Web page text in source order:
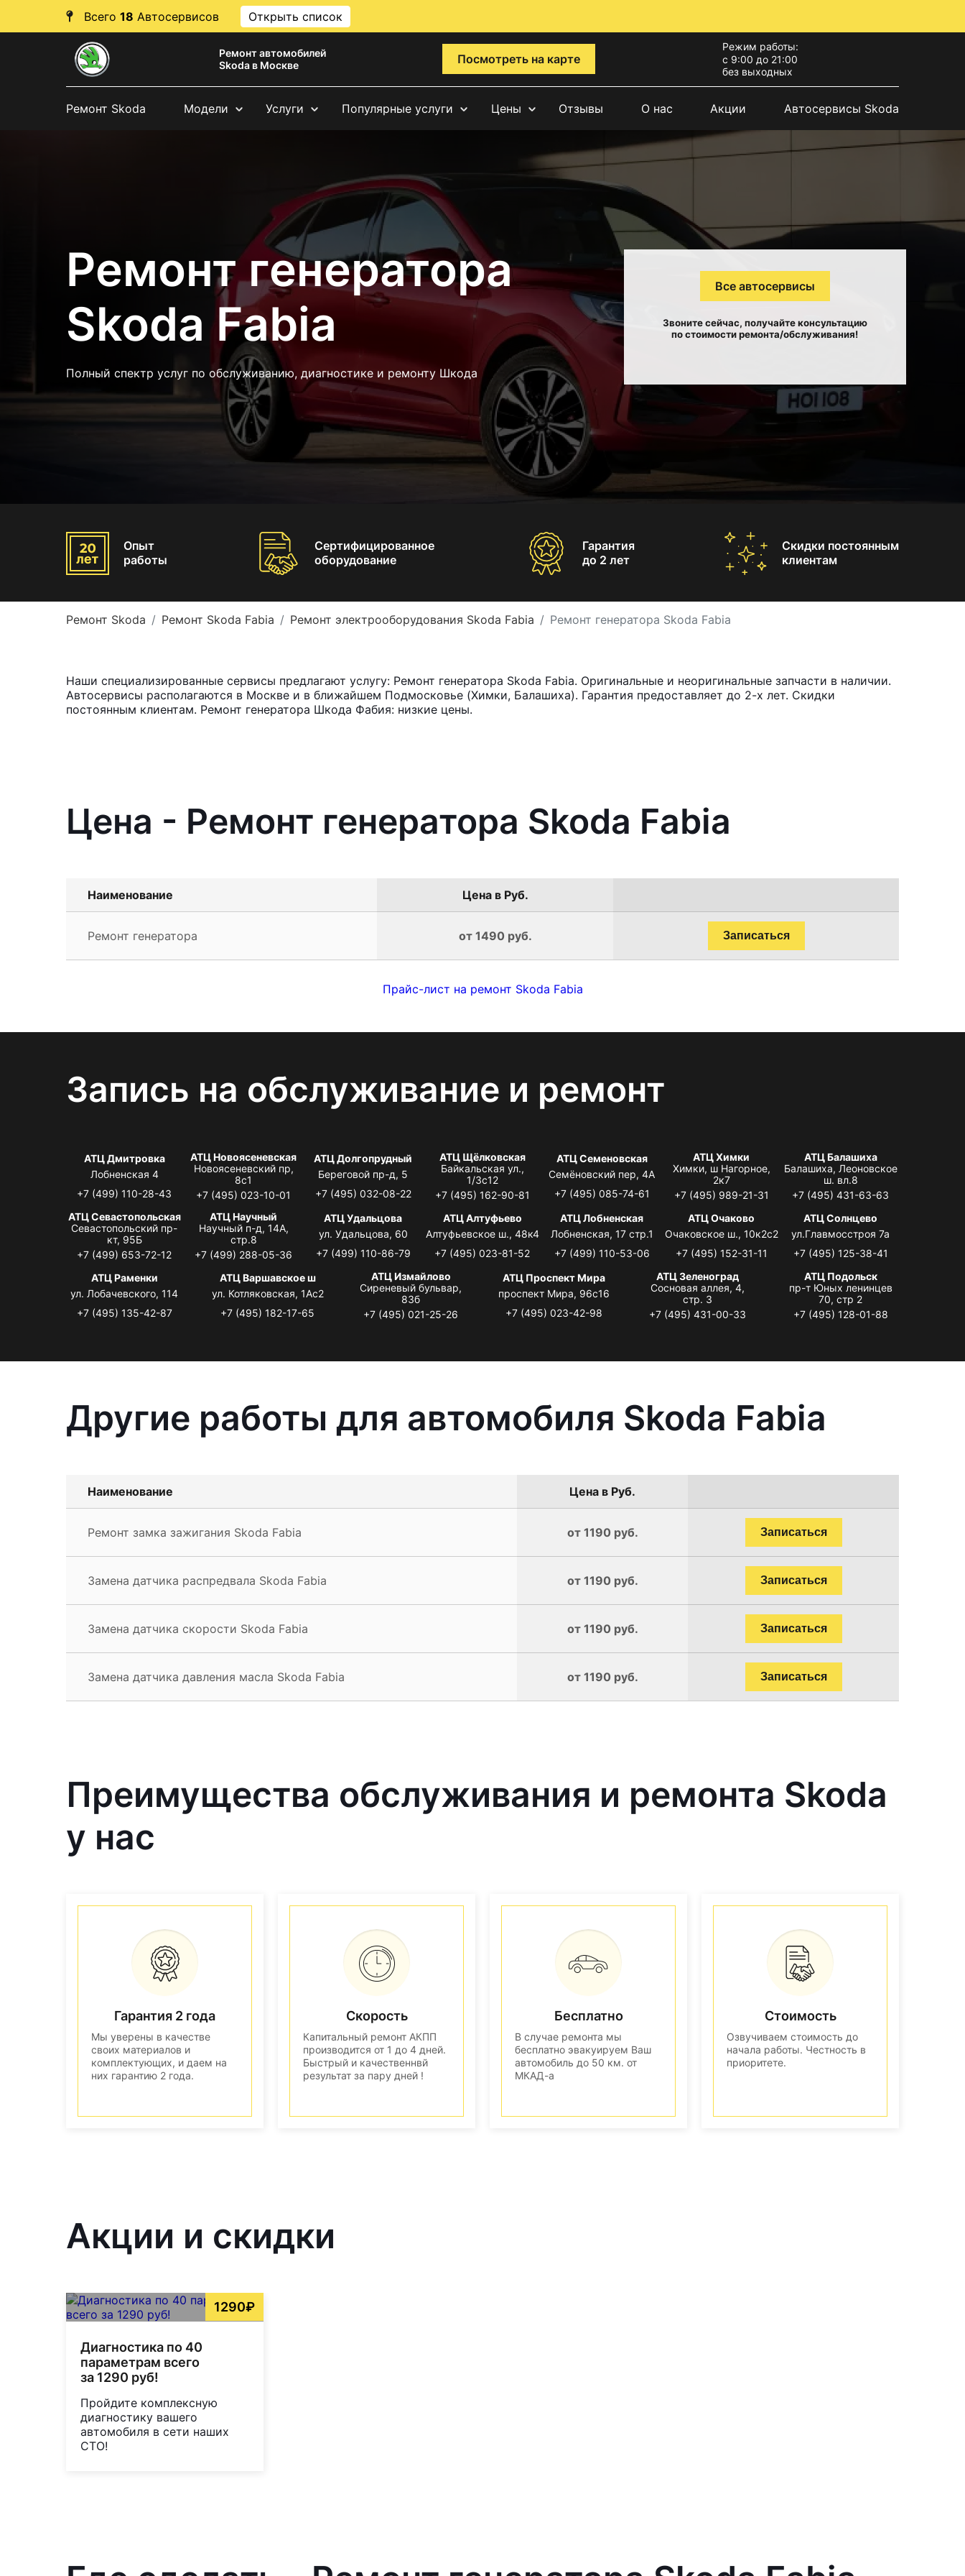
Всего 18 Автосервисов Открыть список
Ремонт автомобилей
Skoda в Москве
Посмотреть на карте
Режим работы:
с 9:00 до 21:00
без выходных
Ремонт Skoda Модели Услуги Популярные услуги Цены Отзывы О нас Акции Автосервисы Skoda
Ремонт генератора
Skoda Fabia
Полный спектр услуг по обслуживанию, диагностике и ремонту Шкода
Все автосервисы
Звоните сейчас, получайте консультацию
по стоимости ремонта/обслуживания!
Опыт
работы
Сертифицированное
оборудование
Гарантия
до 2 лет
Скидки постоянным
клиентам
Ремонт Skoda Ремонт Skoda Fabia Ремонт электрооборудования Skoda Fabia Ремонт генератора Skoda Fabia
Наши специализированные сервисы предлагают услугу: Ремонт генератора Skoda Fabia. Оригинальные и неоригинальные запчасти в наличии.
Автосервисы располагаются в Москве и в ближайшем Подмосковье (Химки, Балашиха). Гарантия предоставляет до 2-х лет. Скидки
постоянным клиентам. Ремонт генератора Шкода Фабия: низкие цены.
Цена - Ремонт генератора Skoda Fabia
Наименование Цена в Руб.
Ремонт генератора от 1490 руб. Записаться
Прайс-лист на ремонт Skoda Fabia
Запись на обслуживание и ремонт
АТЦ Дмитровка
Лобненская 4
+7 (499) 110-28-43
АТЦ Новоясеневская
Новоясеневский пр,
8с1
+7 (495) 023-10-01
АТЦ Долгопрудный
Береговой пр-д, 5
+7 (495) 032-08-22
АТЦ Щёлковская
Байкальская ул.,
1/3с12
+7 (495) 162-90-81
АТЦ Семеновская
Семёновский пер, 4А
+7 (495) 085-74-61
АТЦ Химки
Химки, ш Нагорное,
2к7
+7 (495) 989-21-31
АТЦ Балашиха
Балашиха, Леоновское
ш. вл.8
+7 (495) 431-63-63
АТЦ Севастопольская
Севастопольский пр-
кт, 95Б
+7 (499) 653-72-12
АТЦ Научный
Научный п-д, 14А,
стр.8
+7 (499) 288-05-36
АТЦ Удальцова
ул. Удальцова, 60
+7 (499) 110-86-79
АТЦ Алтуфьево
Алтуфьевское ш., 48к4
+7 (495) 023-81-52
АТЦ Лобненская
Лобненская, 17 стр.1
+7 (499) 110-53-06
АТЦ Очаково
Очаковское ш., 10к2с2
+7 (495) 152-31-11
АТЦ Солнцево
ул.Главмосстроя 7а
+7 (495) 125-38-41
АТЦ Раменки
ул. Лобачевского, 114
+7 (495) 135-42-87
АТЦ Варшавское ш
ул. Котляковская, 1Ас2
+7 (495) 182-17-65
АТЦ Измайлово
Сиреневый бульвар,
83б
+7 (495) 021-25-26
АТЦ Проспект Мира
проспект Мира, 96с16
+7 (495) 023-42-98
АТЦ Зеленоград
Сосновая аллея, 4,
стр. 3
+7 (495) 431-00-33
АТЦ Подольск
пр-т Юных ленинцев
70, стр 2
+7 (495) 128-01-88
Другие работы для автомобиля Skoda Fabia
Наименование Цена в Руб.
Ремонт замка зажигания Skoda Fabia от 1190 руб. Записаться
Замена датчика распредвала Skoda Fabia от 1190 руб. Записаться
Замена датчика скорости Skoda Fabia от 1190 руб. Записаться
Замена датчика давления масла Skoda Fabia от 1190 руб. Записаться
Преимущества обслуживания и ремонта Skoda
у нас
Гарантия 2 года
Мы уверены в качестве
своих материалов и
комплектующих, и даем на
них гарантию 2 года.
Скорость
Капитальный ремонт АКПП
производится от 1 до 4 дней.
Быстрый и качественнвй
результат за пару дней !
Бесплатно
В случае ремонта мы
бесплатно эвакуируем Ваш
автомобиль до 50 км. от
МКАД-а
Стоимость
Озвучиваем стоимость до
начала работы. Честность в
приоритете.
Акции и скидки
1290₽
Диагностика по 40
параметрам всего
за 1290 руб!
Пройдите комплексную
диагностику вашего
автомобиля в сети наших
СТО!